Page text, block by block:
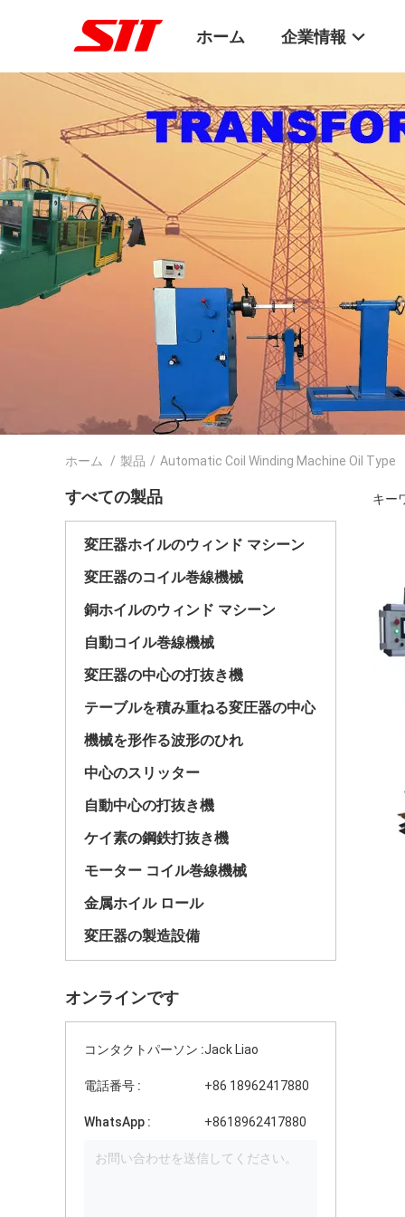
ホーム 企業情報
ホーム / 製品 / Automatic Coil Winding Machine Oil Type
すべての製品
変圧器ホイルのウィンド マシーン
変圧器のコイル巻線機械
銅ホイルのウィンド マシーン
自動コイル巻線機械
変圧器の中心の打抜き機
テーブルを積み重ねる変圧器の中心
機械を形作る波形のひれ
中心のスリッター
自動中心の打抜き機
ケイ素の鋼鉄打抜き機
モーター コイル巻線機械
金属ホイル ロール
変圧器の製造設備
オンラインです
コンタクトパーソン :Jack Liao
電話番号 : +86 18962417880
WhatsApp : +8618962417880
キー